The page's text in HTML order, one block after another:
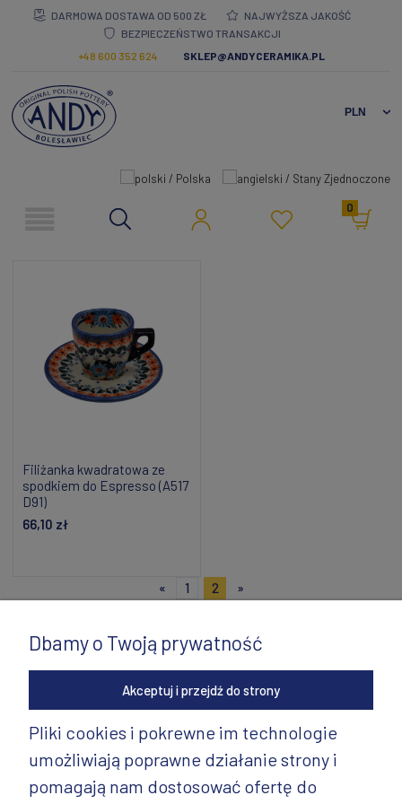
DARMOWA DOSTAWA OD 500 ZŁ
NAJWYŻSZA JAKOŚĆ
BEZPIECZEŃSTWO TRANSAKCJI
+48 600 352 624
SKLEP@ANDYCERAMIKA.PL
0
Filiżanka kwadratowa ze
spodkiem do Espresso (A517
D91)
66,10 zł
«
1 2 »
INFORMACJE
Dbamy o Twoją prywatność
Akceptuj i przejdź do strony
Pliki cookies i pokrewne im technologie
umożliwiają poprawne działanie strony i
pomagają nam dostosować ofertę do